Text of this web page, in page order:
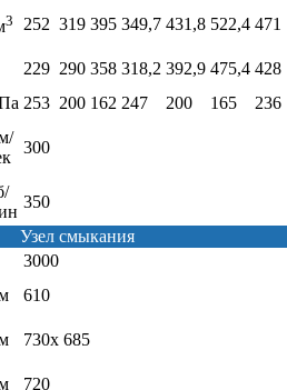
3 252 319 395 349,7 431,8 522,4 471
229 290 358 318,2 392,9 475,4 428
253 200 162 247 200 165
236
300
350
Узел смыкания
3000
610
730х 685
720